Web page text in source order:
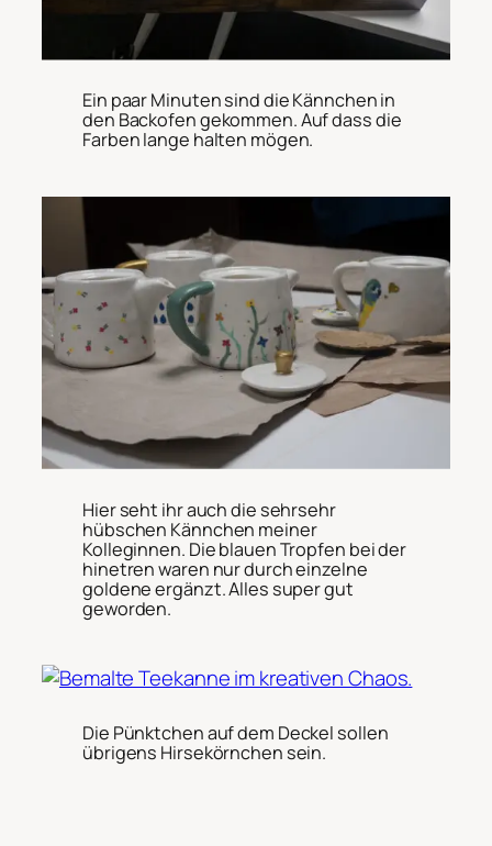
Ein paar Minuten sind die Kännchen in
den Backofen gekommen. Auf dass die
Farben lange halten mögen.
Hier seht ihr auch die sehrsehr
hübschen Kännchen meiner
Kolleginnen. Die blauen Tropfen bei der
hinetren waren nur durch einzelne
goldene ergänzt. Alles super gut
geworden.
Die Pünktchen auf dem Deckel sollen
übrigens Hirsekörnchen sein.